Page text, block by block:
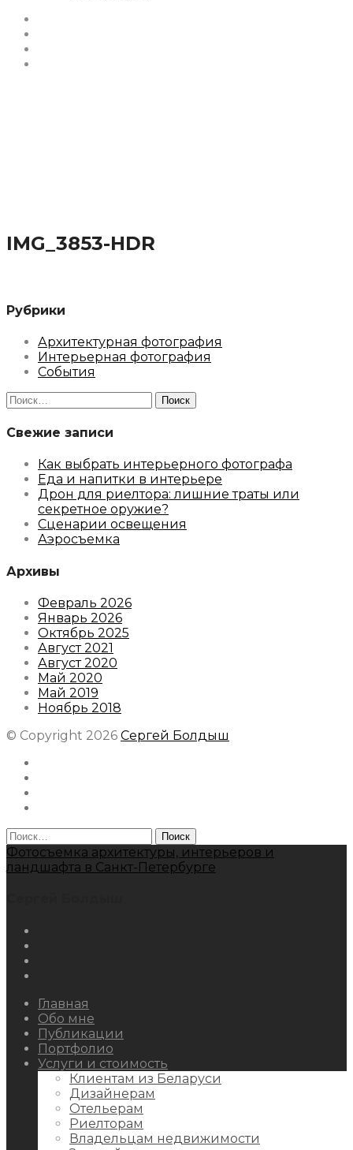
IMG_3853-HDR
Рубрики
Архитектурная фотография
Интерьерная фотография
События
Найти:
Свежие записи
Как выбрать интерьерного фотографа
Еда и напитки в интерьере
Дрон для риелтора: лишние траты или
секретное оружие?
Сценарии освещения
Аэросъемка
Архивы
Февраль 2026
Январь 2026
Октябрь 2025
Август 2021
Август 2020
Май 2020
Май 2019
Ноябрь 2018
© Copyright 2026 Сергей Болдыш
Найти:
Фотосъемка архитектуры, интерьеров и
ландшафта в Санкт-Петербурге
Главная
Обо мне
Публикации
Портфолио
Услуги и стоимость
Клиентам из Беларуси
Дизайнерам
Отельерам
Риелторам
Владельцам недвижимости